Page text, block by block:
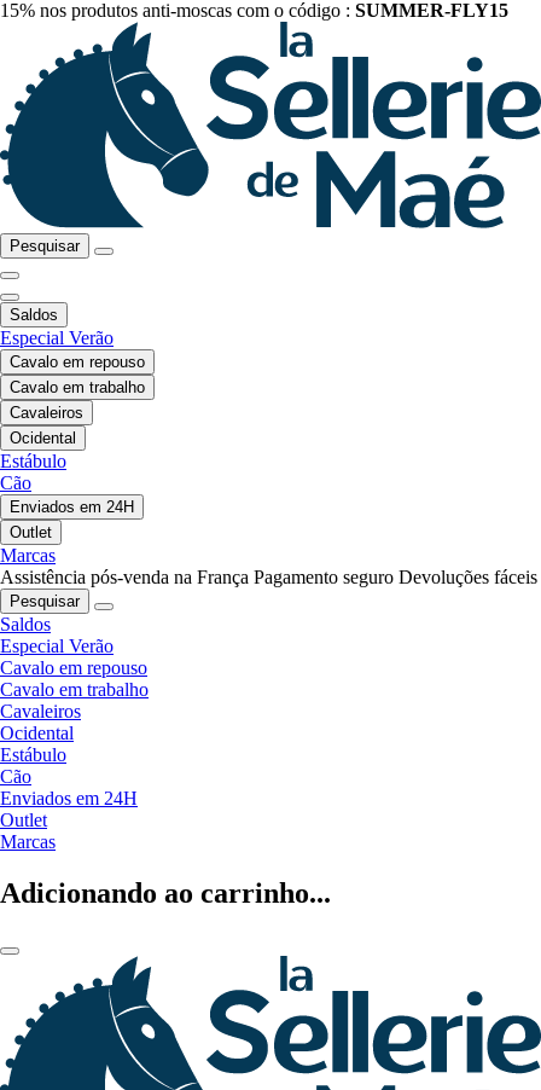
15% nos produtos anti-moscas com o código : SUMMER-FLY15
Pesquisar
Saldos
Especial Verão
Cavalo em repouso
Cavalo em trabalho
Cavaleiros
Ocidental
Estábulo
Cão
Enviados em 24H
Outlet
Marcas
Assistência pós-venda na França Pagamento seguro Devoluções fáceis
Pesquisar
Saldos
Especial Verão
Cavalo em repouso
Cavalo em trabalho
Cavaleiros
Ocidental
Estábulo
Cão
Enviados em 24H
Outlet
Marcas
Adicionando ao carrinho...